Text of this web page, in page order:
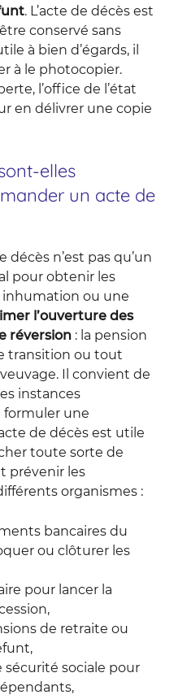
. L’acte de décès est
conservé sans
à bien d’égards, il
à le photocopier.
l’office de l’état
en délivrer une copie
elles
un acte de
n’est pas qu’un
pour obtenir les
ou une
l’ouverture des
réversion : la pension
transition ou tout
Il convient de
instances
une
de décès est utile
toute sorte de
prévenir les
organismes :
bancaires du
ou clôturer les
pour lancer la
de retraite ou
sécurité sociale pour